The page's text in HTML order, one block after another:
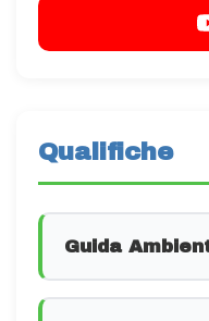
Qualifiche
Guida